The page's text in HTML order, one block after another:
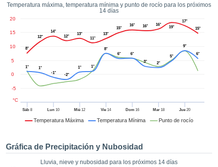
que se
a este
las
y
forma
digital
basada
nuestra
Temperatura máxima, temperatura mínima y punto de rocío para los próximos
14 días
Temperatura Máxima Temperatura Mínima Punto de rocío
Sáb8 Lun 10 Mié 12 Vie 14 Dom16 Mar18 Jue 20
-5
0
5
10
15
20
°C
8°
12°
14°
12°
13°
11°
13°
15°
16° 16° 16°
19°
17°
15°
1°
1°
-1°
-2°
1° 1°
8°
6°
6°
3°
2°
5°
9°
6°
Gráfica de Precipitación y Nubosidad
Lluvia, nieve y nubosidad para los próximos 14 días